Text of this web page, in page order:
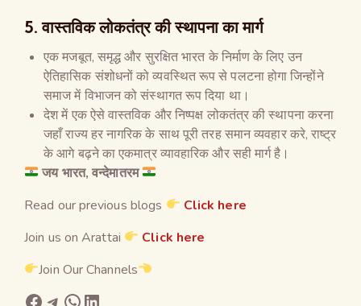
5. वास्तविक लोकतंत्र की स्थापना का मार्ग
एक मजबूत, समृद्ध और सुरक्षित भारत के निर्माण के लिए उन
ऐतिहासिक संशोधनों को व्यवस्थित रूप से पलटना होगा जिन्होंने
समाज में विभाजन को संस्थागत रूप दिया था।
देश में एक ऐसे वास्तविक और निष्पक्ष लोकतंत्र की स्थापना करना
जहाँ राज्य हर नागरिक के साथ पूरी तरह समान व्यवहार करे, राष्ट्र
के आगे बढ़ने का एकमात्र व्यावहारिक और सही मार्ग है।
जय भारत, वन्देमातरम
Read our previous blogs
Click here
Join us on Arattai
Click here
Join Our Channels